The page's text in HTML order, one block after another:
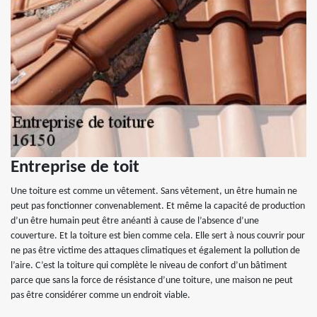
Entreprise de toit
Une toiture est comme un vêtement. Sans vêtement, un être humain ne
peut pas fonctionner convenablement. Et même la capacité de production
d’un être humain peut être anéanti à cause de l’absence d’une
couverture. Et la toiture est bien comme cela. Elle sert à nous couvrir pour
ne pas être victime des attaques climatiques et également la pollution de
l’aire. C’est la toiture qui complète le niveau de confort d’un bâtiment
parce que sans la force de résistance d’une toiture, une maison ne peut
pas être considérer comme un endroit viable.